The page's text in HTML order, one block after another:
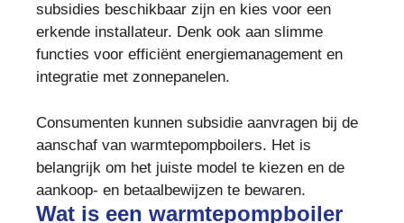
subsidies beschikbaar zijn en kies voor een
erkende installateur. Denk ook aan slimme
functies voor efficiënt energiemanagement en
integratie met zonnepanelen.
Consumenten kunnen subsidie aanvragen bij de
aanschaf van warmtepompboilers. Het is
belangrijk om het juiste model te kiezen en de
aankoop- en betaalbewijzen te bewaren.
Wat is een warmtepompboiler